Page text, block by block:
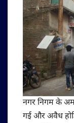
नगर निगम के
गई और अवैध